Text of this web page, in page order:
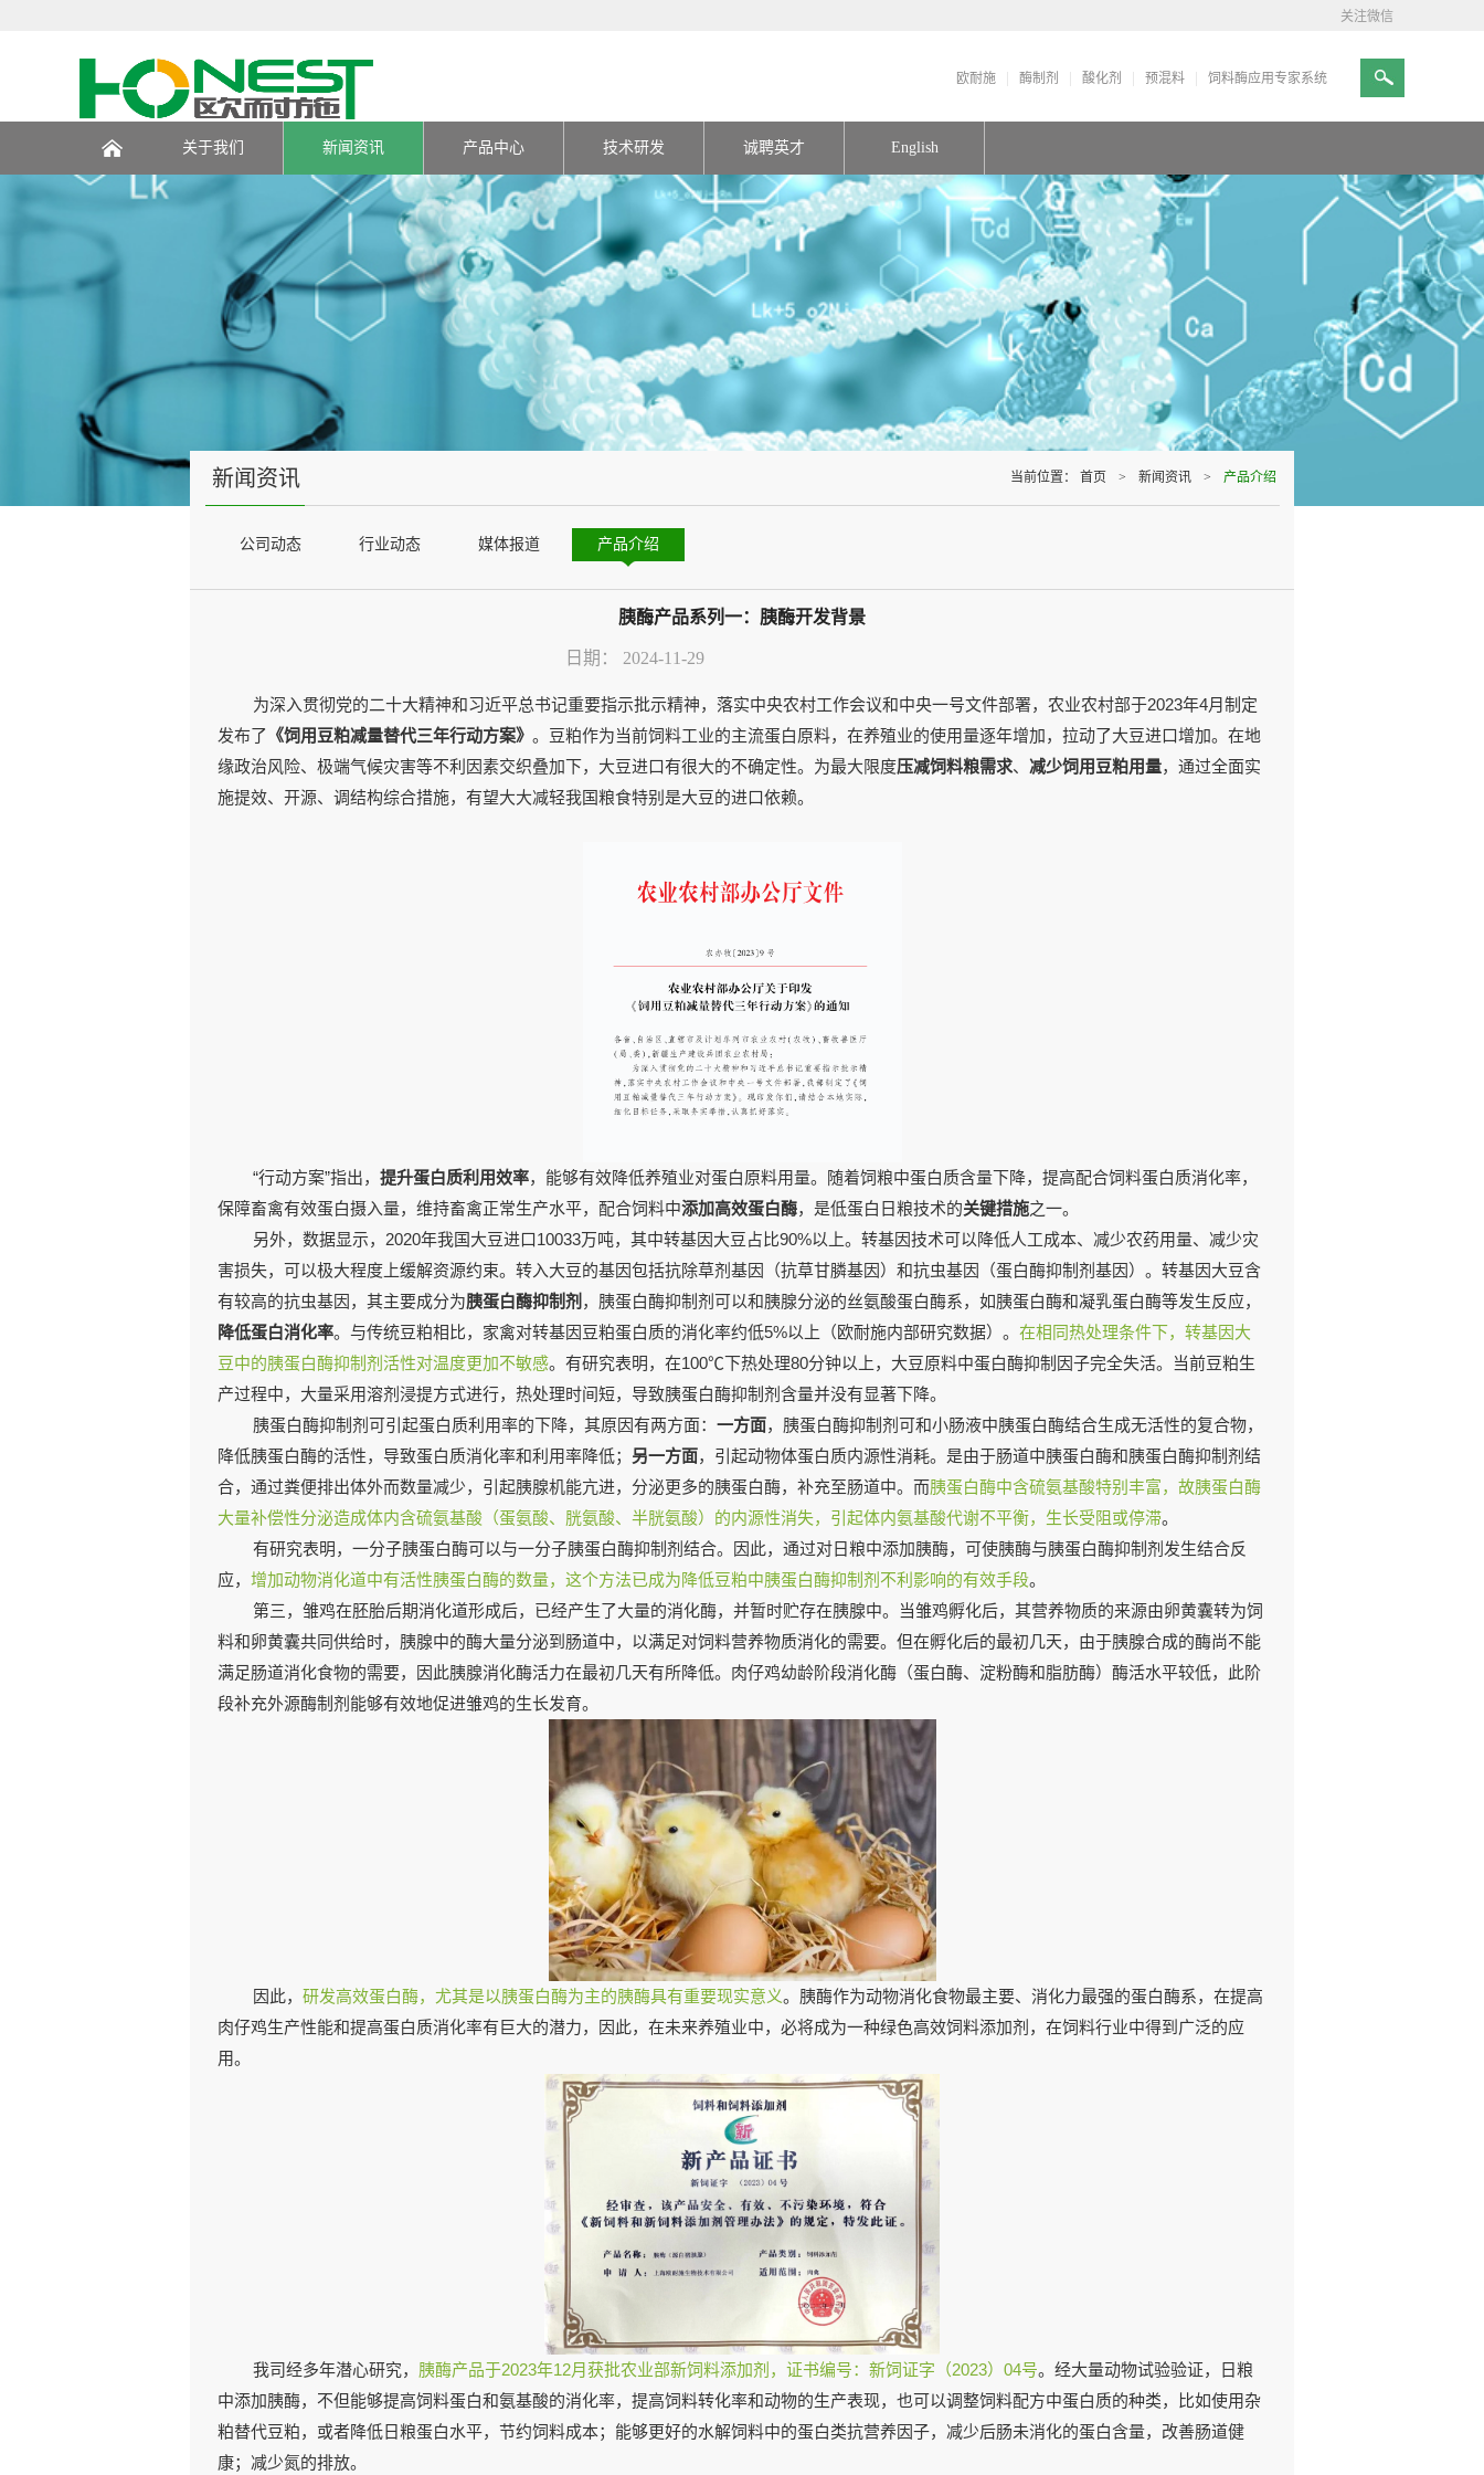
欧耐施 酶制剂 酸化剂 预混料 饲料酶应用专家系统
关注微信
页
关于我们 新闻资讯 产品中心 技术研发 诚聘英才 English
新闻资讯
公司动态 行业动态 媒体报道 产品介绍
当前位置： 首页 > 新闻资讯 > 产品介绍
胰酶产品系列一：胰酶开发背景
日期： 2024-11-29
为深入贯彻党的二十大精神和习近平总书记重要指示批示精神，落实中央农村工作会议和中央一号文件部署，农业农村部于2023年4月制定
发布了 《饲用豆粕减量替代三年行动方案》 。豆粕作为当前饲料工业的主流蛋白原料，在养殖业的使用量逐年增加，拉动了大豆进口增加。在地
缘政治风险、极端气候灾害等不利因素交织叠加下，大豆进口有很大的不确定性。为最大限度压减饲料粮需求、 减少饲用豆粕用量，通过全面实
施提效、开源、调结构综合措施，有望大大减轻我国粮食特别是大豆的进口依赖。
“行动方案”指出， 提升蛋白质利用效率，能够有效降低养殖业对蛋白原料用量。随着饲粮中蛋白质含量下降，提高配合饲料蛋白质消化率，
保障畜禽有效蛋白摄入量，维持畜禽正常生产水平，配合饲料中添加高效蛋白酶，是低蛋白日粮技术的关键措施之一。
另外，数据显示，2020年我国大豆进口10033万吨，其中转基因大豆占比90%以上。转基因技术可以降低人工成本、减少农药用量、减少灾
害损失，可以极大程度上缓解资源约束。转入大豆的基因包括抗除草剂基因（抗草甘膦基因）和抗虫基因（蛋白酶抑制剂基因）。转基因大豆含
有较高的抗虫基因，其主要成分为胰蛋白酶抑制剂 ， 胰蛋白酶抑制剂可以和胰腺分泌的丝氨酸蛋白酶系，如胰蛋白酶和凝乳蛋白酶等发生反应，
降低蛋白消化率。与传统豆粕相比，家禽对转基因豆粕蛋白质的消化率约低5%以上（欧耐施内部研究数据）。 在相同热处理条件下，转基因大
豆中的胰蛋白酶抑制剂活性对温度更加不敏感。有研究表明，在100℃下热处理80分钟以上，大豆原料中蛋白酶抑制因子完全失活。当前豆粕生
产过程中，大量采用溶剂浸提方式进行，热处理时间短，导致胰蛋白酶抑制剂含量并没有显著下降。
胰蛋白酶抑制剂可引起蛋白质利用率的下降，其原因有两方面： 一方面，胰蛋白酶抑制剂可和小肠液中胰蛋白酶结合生成无活性的复合物，
降低胰蛋白酶的活性，导致蛋白质消化率和利用率降低； 另一方面，引起动物体蛋白质内源性消耗。是由于肠道中胰蛋白酶和胰蛋白酶抑制剂结
合，通过粪便排出体外而数量减少，引起胰腺机能亢进，分泌更多的胰蛋白酶，补充至肠道中。而胰蛋白酶中含硫氨基酸特别丰富，故胰蛋白酶
大量补偿性分泌造成体内含硫氨基酸（蛋氨酸、胱氨酸、半胱氨酸）的内源性消失，引起体内氨基酸代谢不平衡，生长受阻或停滞。
有研究表明，一分子胰蛋白酶可以与一分子胰蛋白酶抑制剂结合。因此，通过对日粮中添加胰酶，可使胰酶与胰蛋白酶抑制剂发生结合反
应， 增加动物消化道中有活性胰蛋白酶的数量，这个方法已成为降低豆粕中胰蛋白酶抑制剂不利影响的有效手段。
第三，雏鸡在胚胎后期消化道形成后，已经产生了大量的消化酶，并暂时贮存在胰腺中。当雏鸡孵化后，其营养物质的来源由卵黄囊转为饲
料和卵黄囊共同供给时，胰腺中的酶大量分泌到肠道中，以满足对饲料营养物质消化的需要。但在孵化后的最初几天，由于胰腺合成的酶尚不能
满足肠道消化食物的需要，因此胰腺消化酶活力在最初几天有所降低。肉仔鸡幼龄阶段消化酶（蛋白酶、淀粉酶和脂肪酶）酶活水平较低，此阶
段补充外源酶制剂能够有效地促进雏鸡的生长发育。
因此， 研发高效蛋白酶，尤其是以胰蛋白酶为主的胰酶具有重要现实意义。胰酶作为动物消化食物最主要、消化力最强的蛋白酶系，在提高
肉仔鸡生产性能和提高蛋白质消化率有巨大的潜力，因此，在未来养殖业中，必将成为一种绿色高效饲料添加剂，在饲料行业中得到广泛的应
用。
我司经多年潜心研究， 胰酶产品于2023年12月获批农业部新饲料添加剂，证书编号：新饲证字（2023）04号。经大量动物试验验证，日粮
中添加胰酶，不但能够提高饲料蛋白和氨基酸的消化率，提高饲料转化率和动物的生产表现，也可以调整饲料配方中蛋白质的种类，比如使用杂
粕替代豆粕，或者降低日粮蛋白水平，节约饲料成本；能够更好的水解饲料中的蛋白类抗营养因子，减少后肠未消化的蛋白含量，改善肠道健
康；减少氮的排放。